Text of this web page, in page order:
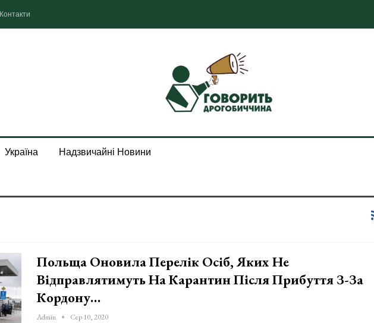
Контакти
Україна Надзвичайні Новини
Польща Оновила Перелік Осіб, Яких Не
Відправлятимуть На Карантин Після Прибуття З-За
Кордону…
Admin Сер 10, 2020